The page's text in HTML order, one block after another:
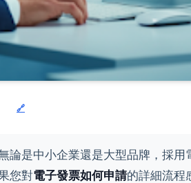
論是中小企業還是大型品牌，採用
您對電子發票如何申請的詳細流程